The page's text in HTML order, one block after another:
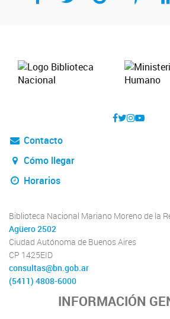
Contacto
Cómo llegar
Horarios
Biblioteca Nacional Mariano Moreno de la
Agüero 2502
Ciudad Autónoma de Buenos Aires
CP 1425EID
consultas@bn.gob.ar
(5411) 4808-6000
INFORMACIÓN